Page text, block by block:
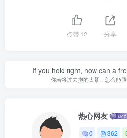
点赞12 分享
If you hold tight, how can a
你若将过去抱的太紧，怎么能
热心网友
0 362